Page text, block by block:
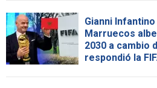
Gianni
Marruecos
2030 a cambio
respondió la